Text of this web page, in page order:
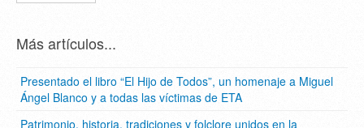
Más artículos...
Presentado el libro “El Hijo de Todos”, un homenaje a Miguel
Ángel Blanco y a todas las víctimas de ETA
Patrimonio, historia, tradiciones y folclore unidos en la